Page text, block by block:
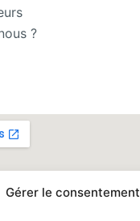
Gérer le consentement
?